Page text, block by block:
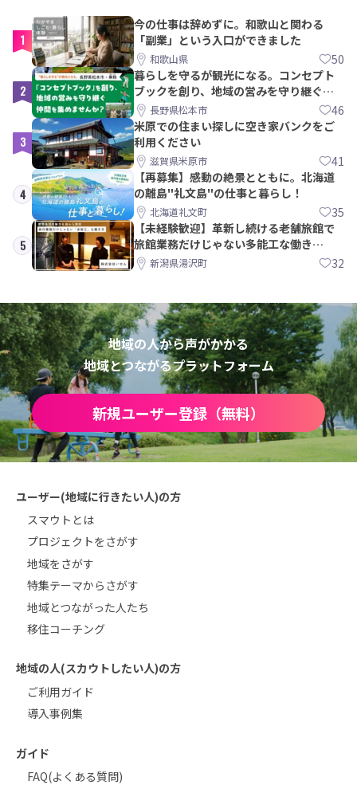
1
今の仕事は辞めずに。和歌山と関わる
「副業」という入口ができました
和歌山県 50
2
暮らしを守るが観光になる。コンセプト
ブックを創り、地域の営みを守り継ぐ仲
間を集めませんか？
長野県松本市 46
3
米原での住まい探しに空き家バンクをご
利用ください
滋賀県米原市 41
4
【再募集】感動の絶景とともに。北海道
の離島"礼文島"の仕事と暮らし！
北海道礼文町 35
5
【未経験歓迎】革新し続ける老舗旅館で
旅館業務だけじゃない多能工な働き
方。 株式会社いせん
新潟県湯沢町 32
地域の人から声がかかる
地域とつながるプラットフォーム
新規ユーザー登録（無料）
ユーザー(地域に行きたい人)の方
スマウトとは
プロジェクトをさがす
地域をさがす
特集テーマからさがす
地域とつながった人たち
移住コーチング
地域の人(スカウトしたい人)の方
ご利用ガイド
導入事例集
ガイド
FAQ(よくある質問)